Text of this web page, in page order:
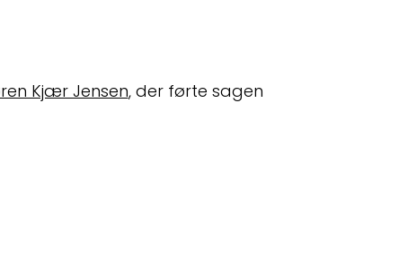
Kjær Jensen, der førte sagen